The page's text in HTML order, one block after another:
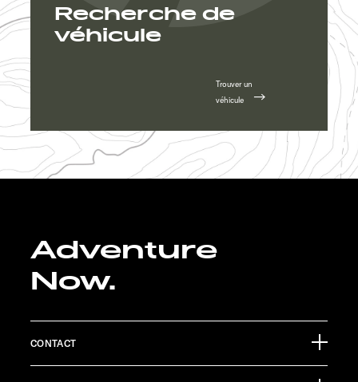
Recherche de
véhicule
Trouver un
véhicule
Adventure
Now.
CONTACT